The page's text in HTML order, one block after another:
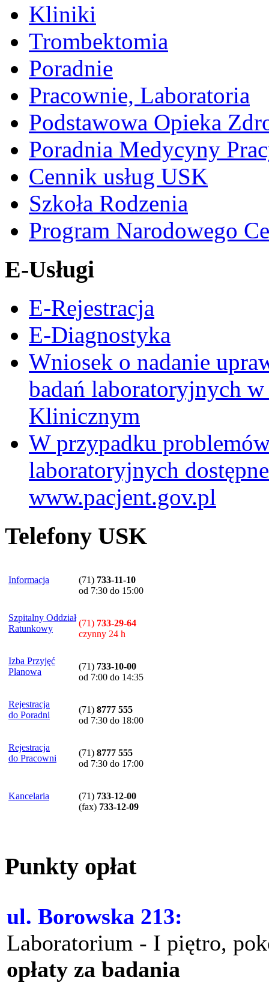
Kliniki
Trombektomia
Poradnie
Pracownie, Laboratoria
Podstawowa Opieka
Poradnia Medycyny
Cennik usług USK
Szkoła Rodzenia
Program Narodowego
E-Usługi
E-Rejestracja
E-Diagnostyka
Wniosek o nadanie
badań laboratoryjnych
Klinicznym
W przypadku
laboratoryjnych
www.pacjent.gov.pl
Telefony USK
Informacja (71) 733-11-10
od 7:30 do 15:00
Szpitalny Oddział
Ratunkowy
(71) 733-29-64
czynny 24 h
Izba Przyjęć
Planowa
(71) 733-10-00
od 7:00 do 14:35
Rejestracja
do Poradni
(71) 8777 555
od 7:30 do 18:00
Rejestracja
do Pracowni
(71) 8777 555
od 7:30 do 17:00
Kancelaria (71) 733-12-00
(fax) 733-12-09
Punkty opłat
ul. Borowska 213:
Laboratorium - I piętro,
opłaty za badania